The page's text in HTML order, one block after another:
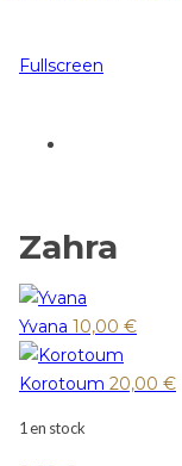
Fullscreen
Zahra
Yvana 10,00 €
Korotoum 20,00 €
1 en stock